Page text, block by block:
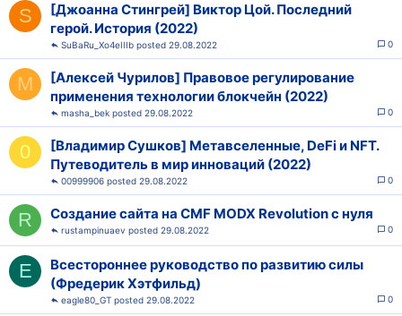
S
[Джоанна Стингрей] Виктор Цой. Последний
герой. История (2022)
0
29.08.2022
SuBaRu_Xo4eIIIb
M
[Алексей Чурилов] Правовое регулирование
применения технологии блокчейн (2022)
0
29.08.2022
masha_bek
0
[Владимир Сушков] Метавселенные, DeFi и NFT.
Путеводитель в мир инноваций (2022)
0
29.08.2022
00999906
R Создание сайта на CMF MODX Revolution с нуля
0
29.08.2022
rustampinuaev
E
Всестороннее руководство по развитию силы
(Фредерик Хэтфильд)
0
29.08.2022
eagle80_GT